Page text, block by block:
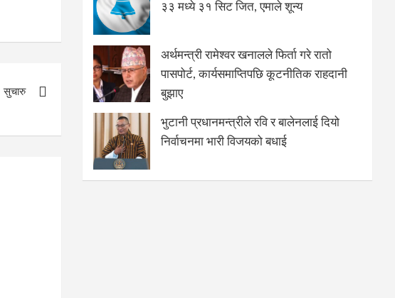
सुचारु
३३ मध्ये ३१ सिट जित, एमाले शून्य
अर्थमन्त्री रामेश्वर खनालले फिर्ता गरे रातो
पासपोर्ट, कार्यसमाप्तिपछि कूटनीतिक राहदानी
बुझाए
भुटानी प्रधानमन्त्रीले रवि र बालेनलाई दियो
निर्वाचनमा भारी विजयको बधाई